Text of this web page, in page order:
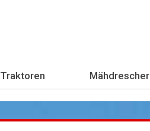
Traktoren Mähdrescher